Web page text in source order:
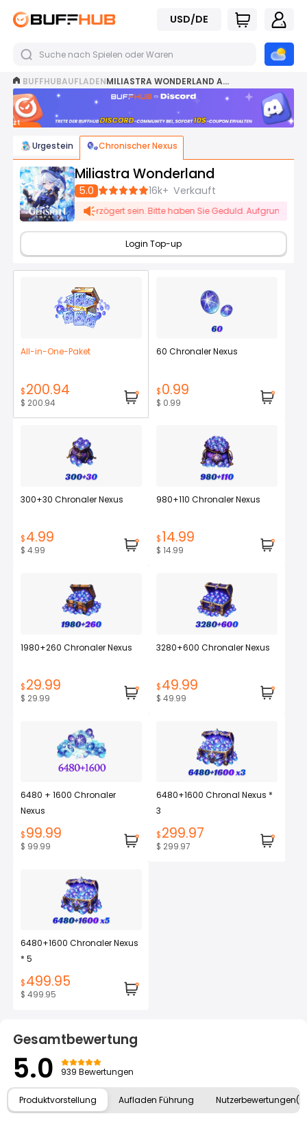
USD/DE
BUFFHUBAUFLADEN MILIASTRA WONDERLAND AUFLADEN
Jetzt
Urgestein Chronischer Nexus
Miliastra Wonderland
5.0 16k+ Verkauft
1-5 Minuten verzögert sein. Bitte haben Sie Geduld. Aufgrund hoher
Login Top-up
All-in-One-Paket
$200.94
$ 200.94
60 Chronaler Nexus
$0.99
$ 0.99
300+30 Chronaler Nexus
$4.99
$ 4.99
980+110 Chronaler Nexus
$14.99
$ 14.99
1980+260 Chronaler Nexus
$29.99
$ 29.99
3280+600 Chronaler Nexus
$49.99
$ 49.99
6480 + 1600 Chronaler
Nexus
$99.99
$ 99.99
6480+1600 Chronal Nexus *
3
$299.97
$ 299.97
6480+1600 Chronaler Nexus
* 5
$499.95
$ 499.95
Gesamtbewertung
5.0 939 Bewertungen
Produktvorstellung Aufladen Führung